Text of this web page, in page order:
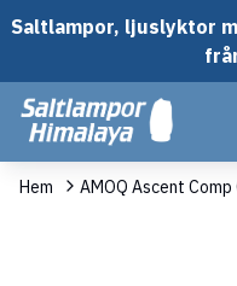
Saltlampor, ljuslyktor
Hem AMOQ Ascent